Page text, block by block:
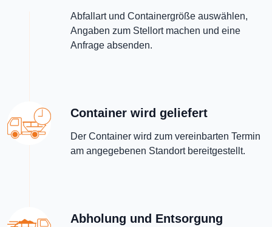
Abfallart und Containergröße auswählen,
Angaben zum Stellort machen und eine
Anfrage absenden.
Container wird geliefert
Der Container wird zum vereinbarten Termin
am angegebenen Standort bereitgestellt.
Abholung und Entsorgung